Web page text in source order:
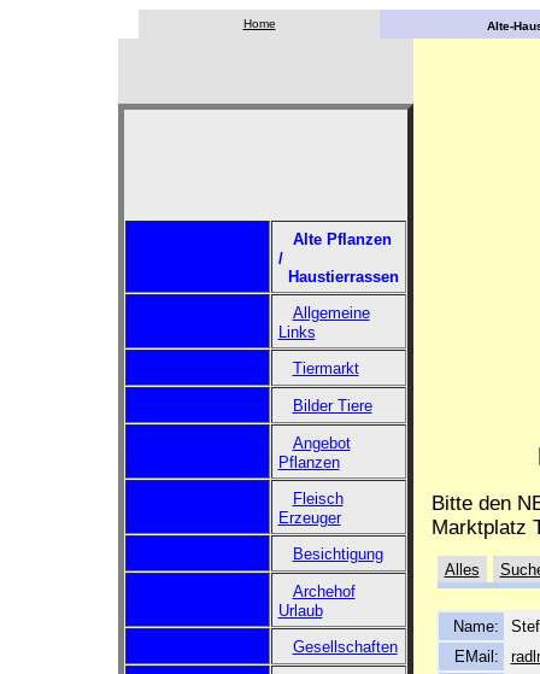
Home Alte-
Alte Pflanzen
/
Haustierrassen
Allgemeine
Links
Tiermarkt
Bilder Tiere
Angebot
Pflanzen
Fleisch
Erzeuger
Besichtigung
Archehof
Urlaub
Gesellschaften
Bitte den
Marktplatz
Alles
Name:
EMail: